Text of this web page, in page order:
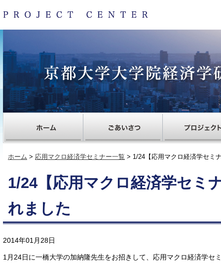
ホーム > 応用マクロ経済学セミナー一覧 > 1/24【応用マクロ経済学セミ
1/24【応用マクロ経済学セミ
れました
2014年01月28日
1月24日に一橋大学の加納隆先生をお招きして、応用マクロ経済学セ